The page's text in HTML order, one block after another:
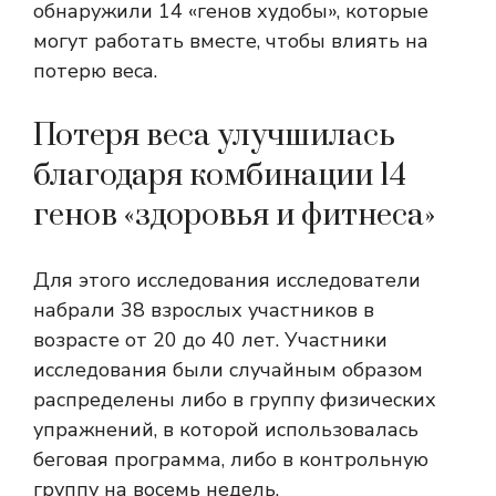
обнаружили 14 «генов худобы», которые
могут работать вместе, чтобы влиять на
потерю веса.
Потеря веса улучшилась
благодаря комбинации 14
генов «здоровья и фитнеса»
Для этого исследования исследователи
набрали 38 взрослых участников в
возрасте от 20 до 40 лет. Участники
исследования были случайным образом
распределены либо в группу физических
упражнений, в которой использовалась
беговая программа, либо в контрольную
группу на восемь недель.